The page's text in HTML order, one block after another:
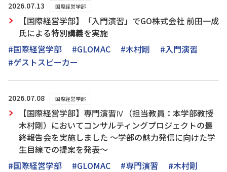
2026.07.13 国際経営学部
【国際経営学部】「入門演習」でGO株式会社 前田一成
氏による特別講義を実施
#国際経営学部
#GLOMAC #木村剛
#入門演習
#ゲストスピーカー
2026.07.08 国際経営学部
【国際経営学部】専門演習Ⅳ（担当教員：本学部教授
木村剛）においてコンサルティングプロジェクトの最
終報告会を実施しました ～学部の魅力発信に向けた学
生目線での提案を発表～
#国際経営学部
#GLOMAC #専門演習
#木村剛